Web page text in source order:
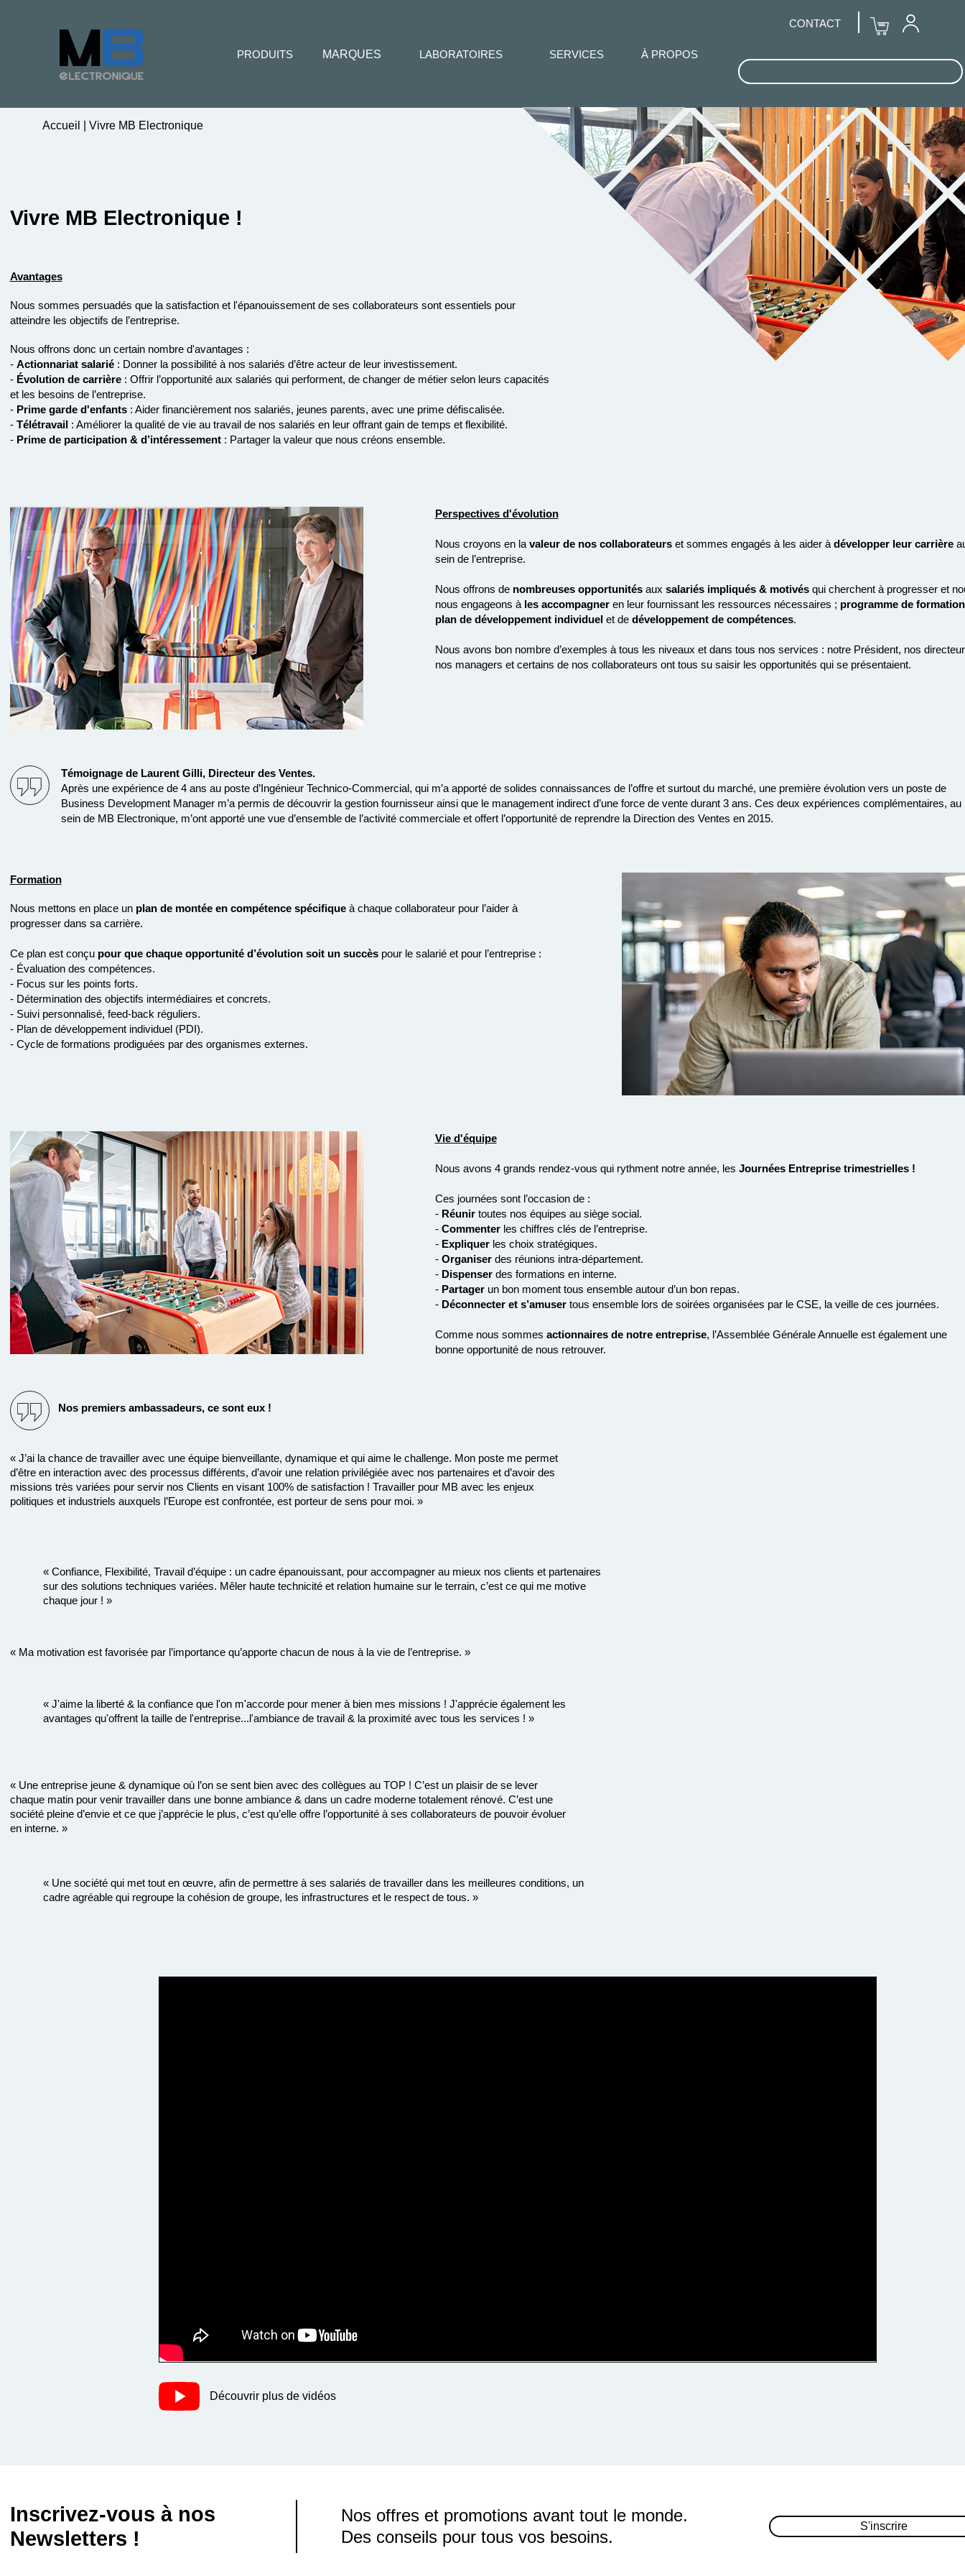
Accueil Vivre MB Electronique
Vivre MB Electronique !
Avantages
Nous sommes persuadés que la satisfaction et l'épanouissement de ses collaborateurs sont essentiels pour
atteindre les objectifs de l’entreprise.
Nous offrons donc un certain nombre d'avantages :
- Actionnariat salarié: Donner la possibilité à nos salariés d’être acteur de leur investissement.
- Évolution de carrière: Offrir l’opportunité aux salariés qui performent, de changer de métier selon leurs capacités
et les besoins de l’entreprise.
- Prime garde d'enfants: Aider financièrement nos salariés, jeunes parents, avec une prime défiscalisée.
- Télétravail: Améliorer la qualité de vie au travail de nos salariés en leur offrant gain de temps et flexibilité.
- Prime de participation & d’intéressement: Partager la valeur que nous créons ensemble.
Perspectives d'évolution
Nous croyons en la valeur de nos collaborateurset sommes engagés à les aider à développer leur carrière
sein de l’entreprise.
Nous offrons de nombreuses opportunitésaux salariés impliqués & motivésqui cherchent à progresser et
nous engageons à les accompagneren leur fournissant les ressources nécessaires ; programme de
plan de développement individuelet de développement de compétences.
Nous avons bon nombre d’exemples à tous les niveaux et dans tous nos services : notre Président, nos
nos managers et certains de nos collaborateurs ont tous su saisir les opportunités qui se présentaient.
Témoignage de Laurent Gilli, Directeur des Ventes.
Après une expérience de 4 ans au poste d’Ingénieur Technico-Commercial, qui m’a apporté de solides connaissances de l’offre et surtout du marché, une première évolution vers un poste de
Business Development Manager m’a permis de découvrir la gestion fournisseur ainsi que le management indirect d’une force de vente durant 3 ans. Ces deux expériences complémentaires, au
sein de MB Electronique, m’ont apporté une vue d’ensemble de l’activité commerciale et offert l’opportunité de reprendre la Direction des Ventes en 2015.
Formation
Nous mettons en place un plan de montée en compétence spécifiqueà chaque collaborateur pour l’aider à
progresser dans sa carrière.
Ce plan est conçu pour que chaque opportunité d’évolution soit un succèspour le salarié et pour l’entreprise :
- Évaluation des compétences.
- Focus sur les points forts.
- Détermination des objectifs intermédiaires et concrets.
- Suivi personnalisé, feed-back réguliers.
- Plan de développement individuel (PDI).
- Cycle de formations prodiguées par des organismes externes.
Vie d'équipe
Nous avons 4 grands rendez-vous qui rythment notre année, les Journées Entreprise trimestrielles !
Ces journées sont l’occasion de :
- Réunirtoutes nos équipes au siège social.
- Commenterles chiffres clés de l’entreprise.
- Expliquerles choix stratégiques.
- Organiserdes réunions intra-département.
- Dispenserdes formations en interne.
- Partagerun bon moment tous ensemble autour d’un bon repas.
- Déconnecter et s’amusertous ensemble lors de soirées organisées par le CSE, la veille de ces journées.
Comme nous sommes actionnaires de notre entreprise, l’Assemblée Générale Annuelle est également une
bonne opportunité de nous retrouver.
« Une société qui met tout en œuvre, afin de permettre à ses salariés de travailler dans les meilleures conditions, un
cadre agréable qui regroupe la cohésion de groupe, les infrastructures et le respect de tous. »
Découvrir plus de vidéos
Nos premiers ambassadeurs, ce sont eux !
« J’ai la chance de travailler avec une équipe bienveillante, dynamique et qui aime le challenge. Mon poste me permet
d’être en interaction avec des processus différents, d’avoir une relation privilégiée avec nos partenaires et d’avoir des
missions très variées pour servir nos Clients en visant 100% de satisfaction ! Travailler pour MB avec les enjeux
politiques et industriels auxquels l’Europe est confrontée, est porteur de sens pour moi. »
« Confiance, Flexibilité, Travail d’équipe : un cadre épanouissant, pour accompagner au mieux nos clients et partenaires
sur des solutions techniques variées. Mêler haute technicité et relation humaine sur le terrain, c’est ce qui me motive
chaque jour ! »
« Ma motivation est favorisée par l’importance qu’apporte chacun de nous à la vie de l’entreprise. »
« J'aime la liberté & la confiance que l'on m'accorde pour mener à bien mes missions ! J'apprécie également les
avantages qu'offrent la taille de l'entreprise...l'ambiance de travail & la proximité avec tous les services ! »
« Une entreprise jeune & dynamique où l’on se sent bien avec des collègues au TOP ! C’est un plaisir de se lever
chaque matin pour venir travailler dans une bonne ambiance & dans un cadre moderne totalement rénové. C’est une
société pleine d’envie et ce que j’apprécie le plus, c’est qu’elle offre l’opportunité à ses collaborateurs de pouvoir évoluer
en interne. »
Inscrivez-vous à nos
Newsletters !
Nos offres et promotions avant tout le monde.
Des conseils pour tous vos besoins.
S'inscrire
CONTACT
PRODUITS MARQUES LABORATOIRES SERVICES À PROPOS